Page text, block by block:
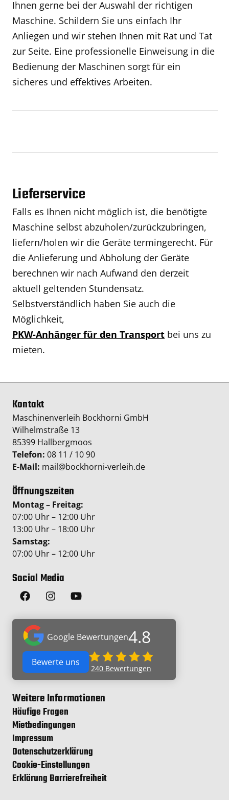
Ihnen gerne bei der Auswahl der richtigen
Maschine. Schildern Sie uns einfach Ihr
Anliegen und wir stehen Ihnen mit Rat und Tat
zur Seite. Eine professionelle Einweisung in die
Bedienung der Maschinen sorgt für ein
sicheres und effektives Arbeiten.
Lieferservice
Falls es Ihnen nicht möglich ist, die benötigte
Maschine selbst abzuholen/zurückzubringen,
liefern/holen wir die Geräte termingerecht. Für
die Anlieferung und Abholung der Geräte
berechnen wir nach Aufwand den derzeit
aktuell geltenden Stundensatz.
Selbstverständlich haben Sie auch die
Möglichkeit,
PKW-Anhänger für den Transport bei uns zu
mieten.
Kontakt
Maschinenverleih Bockhorni GmbH
Wilhelmstraße 13
85399 Hallbergmoos
Telefon: 08 11 / 10 90
E-Mail: mail@bockhorni-verleih.de
Öffnungszeiten
Montag – Freitag:
07:00 Uhr – 12:00 Uhr
13:00 Uhr – 18:00 Uhr
Samstag:
07:00 Uhr – 12:00 Uhr
Social Media
Google Bewertungen4.8
Bewerte uns
240 Bewertungen
Weitere Informationen
Häufige Fragen
Mietbedingungen
Impressum
Datenschutzerklärung
Cookie-Einstellungen
Erklärung Barrierefreiheit